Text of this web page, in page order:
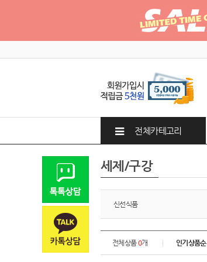
전체카테고리
세제/구강
신선식품
전체상품0개 인기상품순